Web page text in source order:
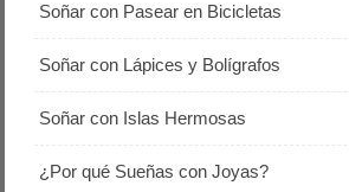
Soñar con Pasear en Bicicletas
Soñar con Lápices y Bolígrafos
Soñar con Islas Hermosas
¿Por qué Sueñas con Joyas?